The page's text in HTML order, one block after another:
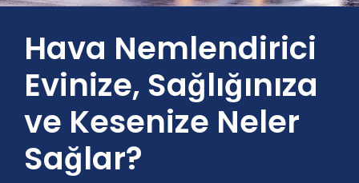
Hava Nemlendirici
Evinize, Sağlığınıza
ve Kesenize Neler
Sağlar?